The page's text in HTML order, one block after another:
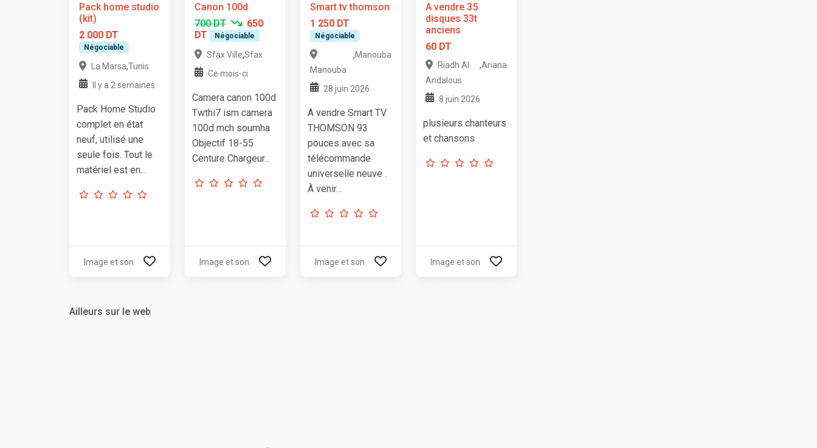
Pack home studio
(kit)
2 000 DT
Négociable
La Marsa,Tunis
Il y a 2 semaines
Pack Home Studio
complet en état
neuf, utilisé une
seule fois. Tout le
matériel est en...
Image et son
Canon 100d
700 DT
650
DT
Négociable
Sfax Ville,Sfax
Ce mois-ci
Camera canon 100d
Twthi7 ism camera
100d mch soumha
Objectif 18-55
Centure Chargeur...
Image et son
Smart tv thomson
1 250 DT
Négociable
Manouba
,Manouba
28 juin 2026
A vendre Smart TV
THOMSON 93
pouces avec sa
télécommande
universelle neuve .
À venir...
Image et son
A vendre 35
disques 33t
anciens
60 DT
Riadh Al
Andalous
,Ariana
8 juin 2026
plusieurs chanteurs
et chansons
Image et son
Ailleurs sur le web